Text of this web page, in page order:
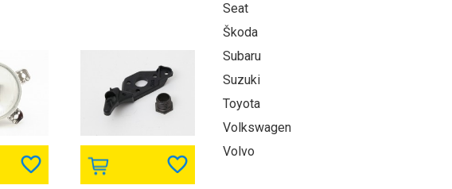
Seat
Škoda
Subaru
Suzuki
Toyota
Volkswagen
Volvo